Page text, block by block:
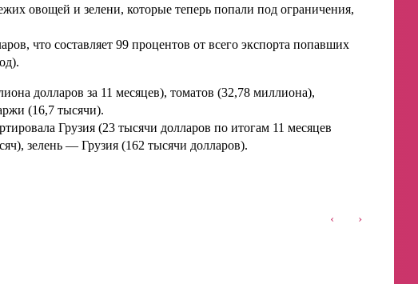
овощей и зелени, которые теперь попали под ограничения,
что составляет 99 процентов от всего экспорта попавших
долларов за 11 месяцев), томатов (32,78 миллиона),
(16,7 тысячи).
Грузия (23 тысячи долларов по итогам 11 месяцев
зелень — Грузия (162 тысячи долларов).
‹ ›